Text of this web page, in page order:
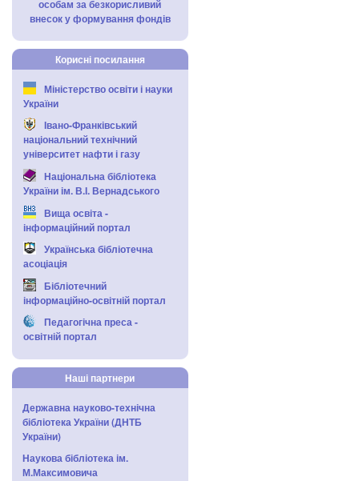
особам за безкорисливий
внесок у формування фондів
Корисні посилання
Міністерство освіти і науки
України
Івано-Франківський
національний технічний
університет нафти і газу
Національна бібліотека
України ім. В.І. Вернадського
Вища освіта -
інформаційний портал
Українська бібліотечна
асоціація
Бібліотечний
інформаційно-освітній портал
Педагогічна преса -
освітній портал
Наші партнери
Державна науково-технічна
бібліотека України (ДНТБ
України)
Наукова бібліотека ім.
М.Максимовича